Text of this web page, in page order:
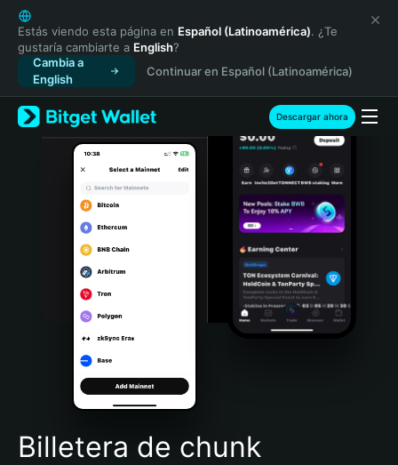
English
日本語
Tiếng Việt
Русский
Español (Latinoamérica)
Türkçe
Italiano
Português (Portugal)
Bahasa Indonesia
Português (Brasil)
Español (Argentina)
Estás viendo esta página en Español (Latinoamérica). ¿Te
gustaría cambiarte a English?
Cambia a
English
Continuar en Español (Latinoamérica)
Descargar ahora
Billetera de chunk